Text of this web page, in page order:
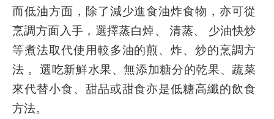
而低油方面，除了減少進食油炸食物，亦可從
烹調方面入手，選擇蒸白焯、 清蒸、 少油快炒
等煮法取代使用較多油的煎、炸、炒的烹調方
法 。選吃新鮮水果、無添加糖分的乾果、蔬菜
來代替小食、甜品或甜食亦是低糖高纖的飲食
方法。